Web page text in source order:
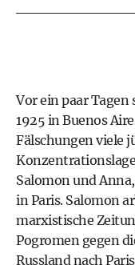
Vor ein paar
1925 in Buenos
Fälschungen viele
Salomon und
in Paris. Salomon
marxistische
Pogromen gegen
Russland nach